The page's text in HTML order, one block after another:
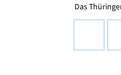
Das